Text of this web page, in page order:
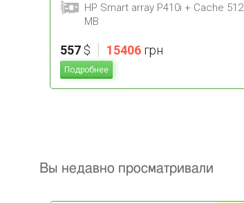
HP Smart array P410i + Cache 512
MB
557 $ | 15406 грн
Подробнее
Вы недавно просматривали